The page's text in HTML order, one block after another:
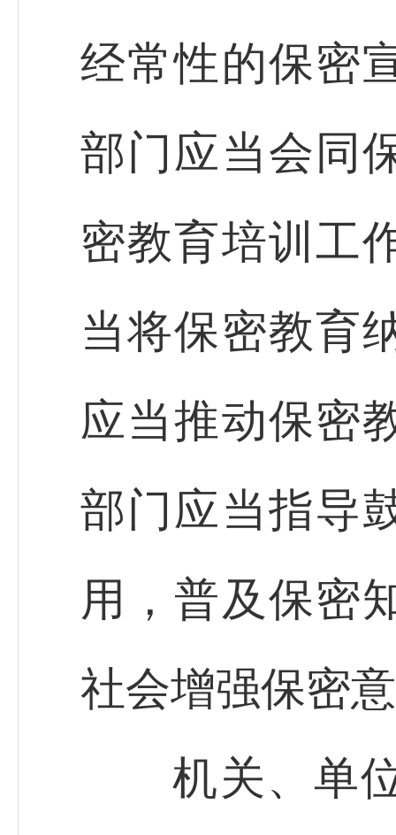
经常性的保密
部门应当会同
密教育培训工
当将保密教育
应当推动保密
部门应当指导
用，普及保密
社会增强保密
机关、单位